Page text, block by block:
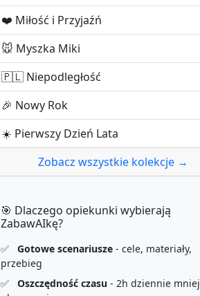
❤️ Miłość i Przyjaźń
🐭 Myszka Miki
🇵🇱 Niepodległość
🎉 Nowy Rok
☀️ Pierwszy Dzień Lata
Zobacz wszystkie kolekcje →
🎯 Dlaczego opiekunki wybierają
ZabawAIkę?
✅ Gotowe scenariusze - cele, materiały,
przebieg
✅
Oszczędność czasu - 2h dziennie mniej